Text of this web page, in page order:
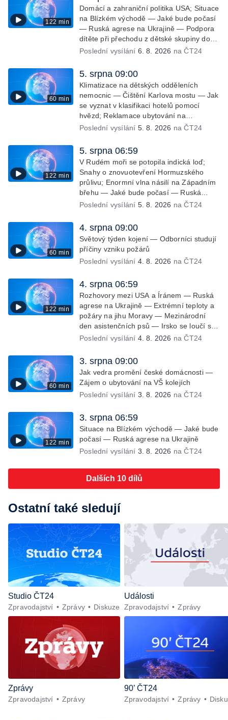
122 min
Domácí a zahraniční politika USA; Situace
na Blízkém východě — Jaké bude počasí
— Ruská agrese na Ukrajině — Podpora
dítěte při přechodu z dětské skupiny do
MŠ — Filmové premiéry týdne — Dvě
Nedostatek léku na rakovinu prsu
Poslední vysílání 6. 8. 2026 na ČT24
60 min
5. srpna 09:00
Klimatizace na dětských odděleních
nemocnic — Čištění Karlova mostu — Jak
se vyznat v klasifikaci hotelů pomocí
hvězd; Reklamace ubytování na
dovolené; Rušení dovolené kvůli
letecké dopravě; Půjčení auta na
dovolené v zahraničí; Platby a výběry na
dovolené v zahraničí — Těžba léčivé
rašeliny u Malé Morávky
Poslední vysílání 5. 8. 2026 na ČT24
122 min
5. srpna 06:59
V Rudém moři se potopila indická loď;
Snahy o znovuotevření Hormuzského
průlivu; Enormní vlna násilí na Západním
břehu — Jaké bude počasí — Ruská
agrese na Ukrajině — Vliv veder na lidské
zahynulo 15 lidí — Třem obcím na
Brněnsku dočasně došla pitná voda — SP
v orientačním běhu v Česku — Horko a
požáry sužují Evropu — Rybářský
příměstský tábor
Poslední vysílání 5. 8. 2026 na ČT24
60 min
4. srpna 09:00
Světový týden kojení — Odborníci studují
příčiny vzniku požárů
Poslední vysílání 4. 8. 2026 na ČT24
122 min
4. srpna 06:59
Rozhovory mezi USA a Íránem — Ruská
agrese na Ukrajině — Extrémní teploty a
požáry na jihu Moravy — Mezinárodní
den asistenčních psů — Irsko se loučí s
hudebníkem Glenem Hansardem
Poslední vysílání 4. 8. 2026 na ČT24
60 min
3. srpna 09:00
Jak vedra promění české domácnosti —
Zájem o ubytování na VŠ kolejích
Poslední vysílání 3. 8. 2026 na ČT24
122 min
3. srpna 06:59
Situace na Blízkém východě — Jaké bude
počasí — Ruská agrese na Ukrajině
Poslední vysílání 3. 8. 2026 na ČT24
Dalších 10 dílů
Ostatní také sledují
Studio ČT24
Zpravodajství Zprávy Diskuze
Události
Zpravodajství Zprávy
Zprávy
Zpravodajství Zprávy
90’ ČT24
Zpravodajství Zprávy